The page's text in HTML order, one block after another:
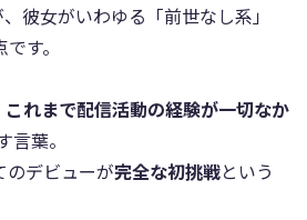
彼女がいわゆる「前世なし系」
す。
これまで配信活動の経験が一切なか
言葉。
デビューが完全な初挑戦という